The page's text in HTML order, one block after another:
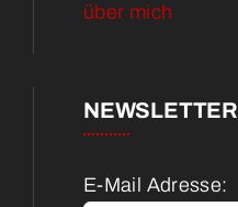
über mich
NEWSLETTER
E-Mail Adresse: